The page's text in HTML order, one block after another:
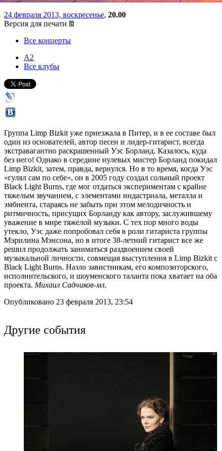
24 февраля 2013, воскресенье, 20.00
Версия для печати
Все концерты
А2
Все клубы
Группа Limp Bizkit уже приезжала в Питер, и в ее составе был
один из основателей, автор песен и лидер-гитарист, всегда
экстравагантно раскрашенный Уэс Борланд. Казалось, куда
без него! Однако в середине нулевых мистер Борланд покидал
Limp Bizkit, затем, правда, вернулся. Но в то время, когда Уэс
«гулял сам по себе», он в 2005 году создал сольный проект
Black Light Burns, где мог отдаться экспериментам с крайне
тяжелым звучанием, с элементами индастриала, металла и
эмбиента, стараясь не забыть при этом мелодичность и
ритмичность, присущих Борланду как автору, заслужившему
уважение в мире тяжелой музыки. С тех пор много воды
утекло, Уэс даже попробовал себя в роли гитариста группы
Мэрилина Мэнсона, но в итоге 38-летний гитарист все же
решил продолжать заниматься раздвоением своей
музыкальной личности, совмещая выступления в Limp Bizkit c
Black Light Burns. Назло завистникам, его композиторского,
исполнительского, и шоуменского таланта пока хватает на оба
проекта. Михаил Садчиков-мл.
Опубликовано 23 февраля 2013, 23:54
Другие события